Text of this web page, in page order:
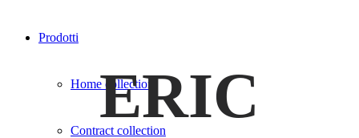
Prodotti
Home collection
Contract collection
ERIC